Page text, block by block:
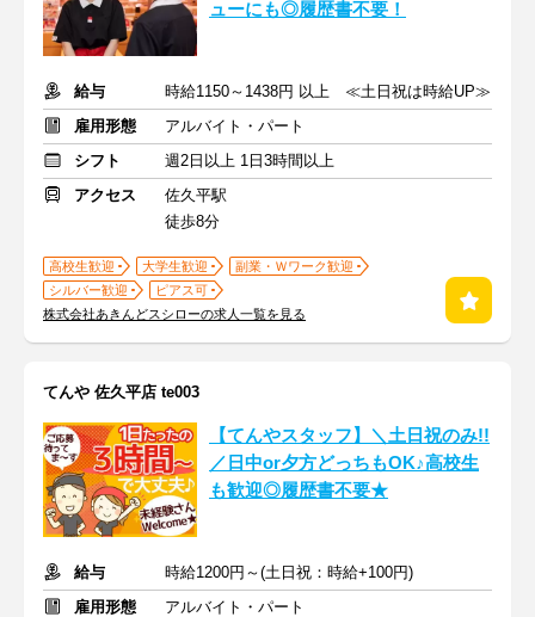
ューにも◎履歴書不要！
給与
時給1150～1438円 以上 ≪土日祝は時給UP≫
雇用形態
アルバイト・パート
シフト
週2日以上 1日3時間以上
アクセス
佐久平駅
徒歩8分
高校生歓迎 大学生歓迎
副業・Ｗワーク歓迎
シルバー歓迎
ピアス可
株式会社あきんどスシローの求人一覧を見る
てんや 佐久平店 te003
【てんやスタッフ】＼土日祝のみ!!
／日中or夕方どっちもOK♪高校生
も歓迎◎履歴書不要★
給与
時給1200円～(土日祝：時給+100円)
雇用形態
アルバイト・パート